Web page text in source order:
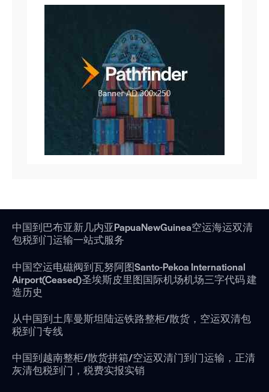
中国到巴布亚新几内亚PapuaNewGuinea空运海运双清
包税到门运输一站式服务
中国空运电磁阀到瓦努阿图Santo-Pekoa International
Airport(Ceased)圣埃斯皮里图国际机场机场三字代码 建
造历史
从中国到土库曼斯坦陆运铁路整柜/散货，空运双清包
税到门专线
中国到越南整柜/散货拼箱/空运双清门到门运输，正清
灰清包税到门，税费实报实销